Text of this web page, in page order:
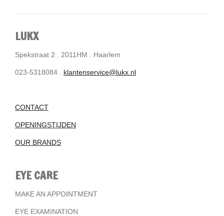
LUKX
Spekstraat 2 . 2011HM . Haarlem
023-5318084 . klantenservice@lukx.nl
CONTACT
OPENINGSTIJDEN
OUR BRANDS
EYE CARE
MAKE AN APPOINTMENT
EYE EXAMINATION